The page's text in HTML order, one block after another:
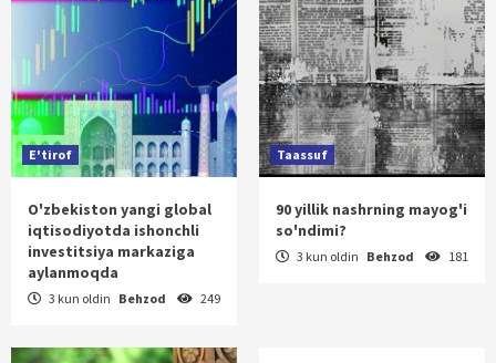
E'tirof
O'zbekiston yangi global
iqtisodiyotda ishonchli
investitsiya markaziga
aylanmoqda
3 kun oldin Behzod 249
Taassuf
90 yillik nashrning mayog'i
so'ndimi?
3 kun oldin Behzod 181